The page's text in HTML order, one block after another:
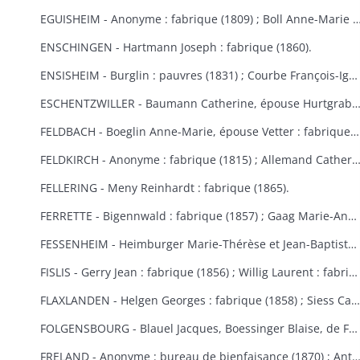
EGUISHEIM - Anonyme : fabrique (1809) ; Boll Anne-Marie : bureau de bienfaisance (1829) ; Brucker François Joseph : fabrique (1846) ; Burglin François Xavier : fabrique (1831) ; Hertzog, de Logelbach, Wehrlé Antoine : hospice (1863) ; Ludwig Jean : fabrique (1829) ; Meyer Véronique : fabrique (1809) ; Raffat Ignace : bureau de bienfaisance (fondation Boll, 1862) ; Schultz Anne-Marie : fabrique (1823) ; Strub Elisabeth : fabrique (1824).
ENSCHINGEN - Hartmann Joseph : fabrique (1860).
ENSISHEIM - Burglin : pauvres (1831) ; Courbe François-Ignace : pauvres (1834) ; Goeb Thérèse : fabrique (1870) ; Hobig Joseph, Roth Catherine : fabrique (1832) ; Kaistling Françoise : fabrique (1820) ; Krafft Charles : fabrique (1861) ; Mordilliat Marguerite : fabrique (1835) ; Mutz Anne-Marie : fabrique et pauvres (1833) ; Rumbach Catherine, épouse Schmitt : fabrique (1836) ; Zeller Thérèse : bureau de bienfaisance (1848).
ESCHENTZWILLER - Baumann Catherine, épouse Hurtgraber : fabrique (1849) ; Butsch Henri, Sibus Françoise : fabrique (1855) ; Ernst Jean-Baptiste : fabrique (1853) ; Jeltsch Pancrace : bureau de bienfaisance (1865) ; Rieter Jean-Baptiste : pauvres (1842) ; Wolff Agathe, épouse Reng : fabrique (1840).
FELDBACH - Boeglin Anne-Marie, épouse Vetter : fabrique et pauvres (1850-1853).
FELDKIRCH - Anonyme : fabrique (1815) ; Allemand Catherine : fabrique (1840) ; Friess Marie-Anne : fabrique de Bollwiller et Feldkirch (1825) (voir aussi Bollwiller) ; Geiller Apolline, épouse Riber : fabrique (1847) ; Neff Etienne, Michel Madeleine, épouse Martin, de Bollwiller : fabrique (1834) ; Pfulb François-Joseph : fabriques de Feldkirch et Bollwiller (1819) ; Pfulb Rémi, de Bollwiller : fabrique (1835-1846) ; épouse Pfulb Richard, Mayer Catherine, épouse Zagula, Strieh Elisabeth, épouse Fries : fabrique (1838) ; Strub Rémi, père, Durwell Jean-Adam : fabrique (1834) ; Willemann Marie-Anne, épouse Riber : fabrique (1839).
FELLERING - Meny Reinhardt : fabrique (1865).
FERRETTE - Bigennwald : fabrique (1857) ; Gaag Marie-Anne : bureau de bienfaisance et fabrique de Traubach-le-Haut (1869-1870) ; Gerbaulet Guillaume : bureau de bienfaisance et commune (1845-1858) ; Koechlin André : bureau de bienfaisance (1847) ; Schirmer, de Colmar : bureau de bienfaisance (1847).
FESSENHEIM - Heimburger Marie-Thérèse et Jean-Baptiste : fabrique (1862-1868) ; Schönauer Jacques : fabrique (1845).
FISLIS - Gerry Jean : fabrique (1856) ; Willig Laurent : fabrique (1853).
FLAXLANDEN - Helgen Georges : fabrique (1858) ; Siess Catherine, épouse Meyer : fabrique (1846) ; Steib Catherine, épouse Helgen : fabrique (1854) ; Steib Elisabeth, épouse Sies : fabrique (1851).
FOLGENSBOURG - Blauel Jacques, Boessinger Blaise, de Folgensbourg, Linder Anne-Marie, épouse Duringer, Moser, de Hagenthal-le-Haut, Runser Jacques, Runser Simon, héritiers Studer Philippe, Thannberger de Blotzheim : fabrique (1834-1839) ; Wicky Marie-Anne : commune (1865).
FRELAND - Anonyme : bureau de bienfaisance (1870) ; Antoine Jean-Nicolas : bureau de bienfaisance (1862) ; Bertrand Catherine : commune, fabrique et école (1823) ; Bertrand Marie-Catherine : fabrique (1853) ; Herqué Antoine : bureau de bienfaisance (1856).